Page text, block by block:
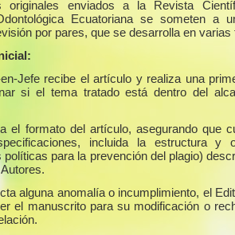
originales enviados a la Revista
Ecuatoriana se someten a
por pares, que se desarrolla en varias
Jefe recibe el artículo y realiza una
si el tema tratado está dentro del
el formato del artículo, asegurando que
incluida la estructura y
políticas para la prevención del plagio)
alguna anomalía o incumplimiento, el
el manuscrito para su modificación o